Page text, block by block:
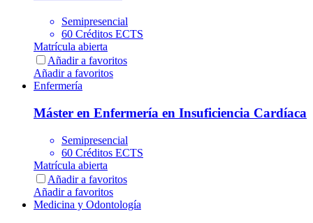
Semipresencial
60 Créditos ECTS
Matrícula abierta
Añadir a favoritos
Añadir a favoritos
Enfermería
Máster en Enfermería en Insuficiencia Cardíaca
Semipresencial
60 Créditos ECTS
Matrícula abierta
Añadir a favoritos
Añadir a favoritos
Medicina y Odontología